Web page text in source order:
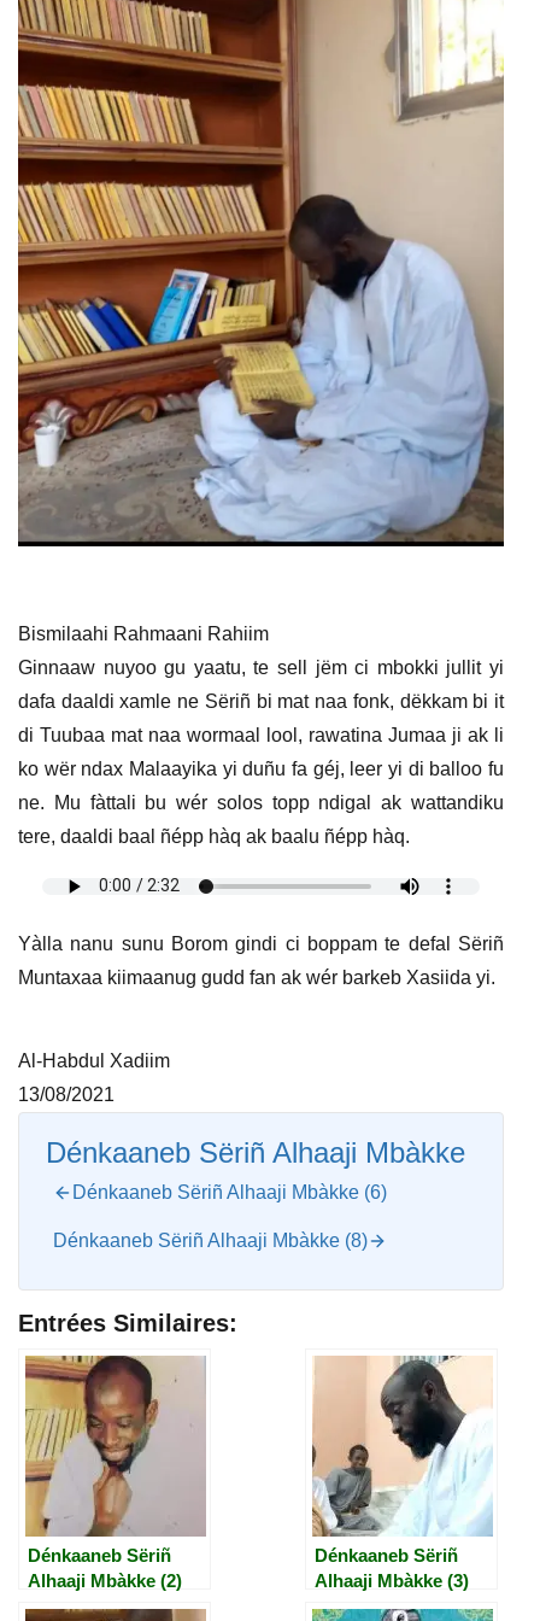
Bismilaahi Rahmaani Rahiim
Ginnaaw nuyoo gu yaatu, te sell jëm ci mbokki jullit yi
dafa daaldi xamle ne Sëriñ bi mat naa fonk, dëkkam bi it
di Tuubaa mat naa wormaal lool, rawatina Jumaa ji ak li
ko wër ndax Malaayika yi duñu fa géj, leer yi di balloo fu
ne. Mu fàttali bu wér solos topp ndigal ak wattandiku
tere, daaldi baal ñépp hàq ak baalu ñépp hàq.
Yàlla nanu sunu Borom gindi ci boppam te defal Sëriñ
Muntaxaa kiimaanug gudd fan ak wér barkeb Xasiida yi.
Al-Habdul Xadiim
13/08/2021
Dénkaaneb Sëriñ Alhaaji Mbàkke
Dénkaaneb Sëriñ Alhaaji Mbàkke (6)
Dénkaaneb Sëriñ Alhaaji Mbàkke (8)
Entrées Similaires:
Dénkaaneb Sëriñ
Alhaaji Mbàkke (2)
Dénkaaneb Sëriñ
Alhaaji Mbàkke (3)